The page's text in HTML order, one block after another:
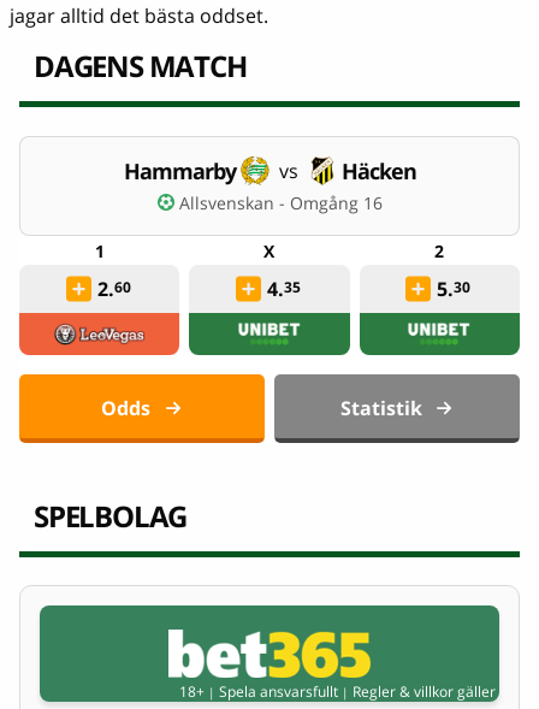
jagar alltid det bästa oddset.
DAGENS MATCH
Hammarby vs Häcken
Allsvenskan - Omgång 16
2.60 4.35 5.30
Odds Statistik
SPELBOLAG
18+ | Spela ansvarsfullt | Regler & villkor gäller